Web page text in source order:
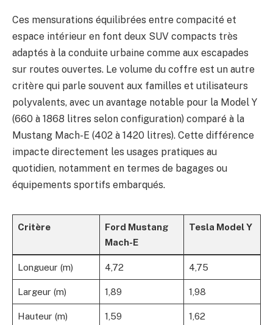
Ces mensurations équilibrées entre compacité et
espace intérieur en font deux SUV compacts très
adaptés à la conduite urbaine comme aux escapades
sur routes ouvertes. Le volume du coffre est un autre
critère qui parle souvent aux familles et utilisateurs
polyvalents, avec un avantage notable pour la Model Y
(660 à 1868 litres selon configuration) comparé à la
Mustang Mach-E (402 à 1420 litres). Cette différence
impacte directement les usages pratiques au
quotidien, notamment en termes de bagages ou
équipements sportifs embarqués.
Critère
Ford Mustang
Mach-E
Tesla Model Y
Longueur (m) 4,72 4,75
Largeur (m) 1,89 1,98
Hauteur (m) 1,59 1,62